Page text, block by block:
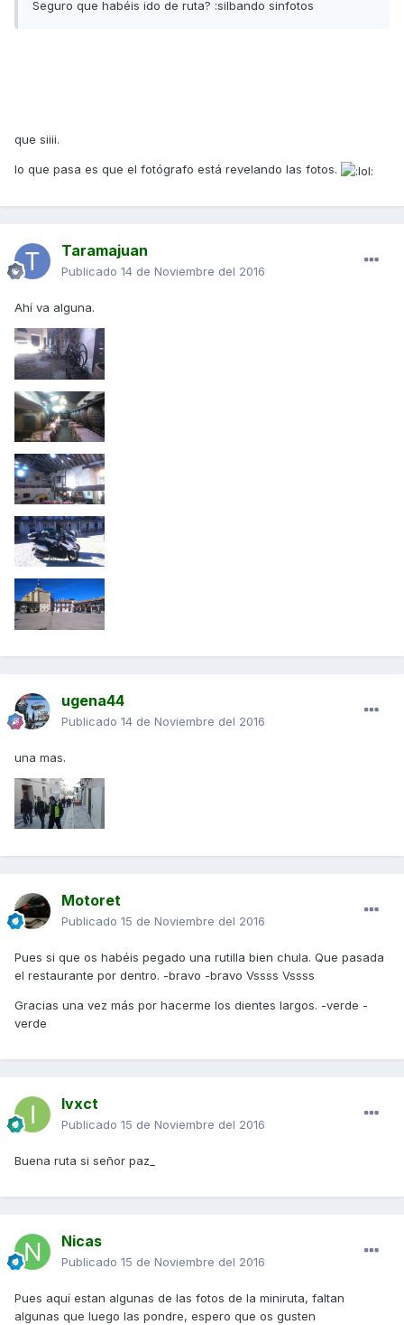
Seguro que habéis ido de ruta? :silbando sinfotos
que siiii.
lo que pasa es que el fotógrafo está revelando las fotos.
Taramajuan
Publicado 14 de Noviembre del 2016
Ahí va alguna.
ugena44
Publicado 14 de Noviembre del 2016
una mas.
Motoret
Publicado 15 de Noviembre del 2016
Pues si que os habéis pegado una rutilla bien chula. Que pasada
el restaurante por dentro. -bravo -bravo Vssss Vssss
Gracias una vez más por hacerme los dientes largos. -verde -
verde
Ivxct
Publicado 15 de Noviembre del 2016
Buena ruta si señor paz_
Nicas
Publicado 15 de Noviembre del 2016
Pues aquí estan algunas de las fotos de la miniruta, faltan
algunas que luego las pondre, espero que os gusten